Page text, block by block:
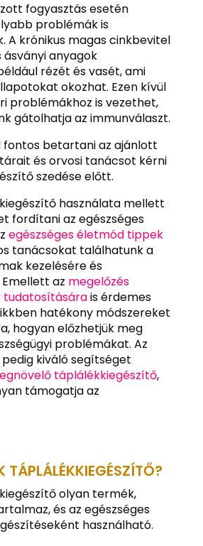
fogyasztás esetén
problémák is
A krónikus magas cinkbevitel
anyagok
rézét és vasét, ami
okozhat. Ezen kívül
problémákhoz is vezethet,
gátolhatja az immunválaszt.
fontos betartani az ajánlott
és orvosi tanácsot kérni
szedése előtt.
használata mellett
fordítani az egészséges
egészséges életmód tippek
tanácsokat találhatunk a
kezelésére és
az megelőzés
tudatosításárais érdemes
hatékony módszereket
hogyan előzhetjük meg
problémákat. Az
kiváló segítséget
táplálékkiegészítő,
támogatja az
TÁPLÁLÉKKIEGÉSZÍTŐ?
olyan termék,
és az egészséges
használható.